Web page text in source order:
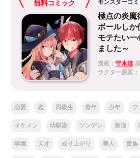
無料コミック モンスターコミ
極点の炎魔
ボールしか
モテたい一
ました～
漫画： 守木涼原
ラクター原案：
恋愛 恋 同級生 青年 少年 フ
イケメン 幼馴染 ツンデレ 最強
学園 天才 成り上がり 美人 貴族